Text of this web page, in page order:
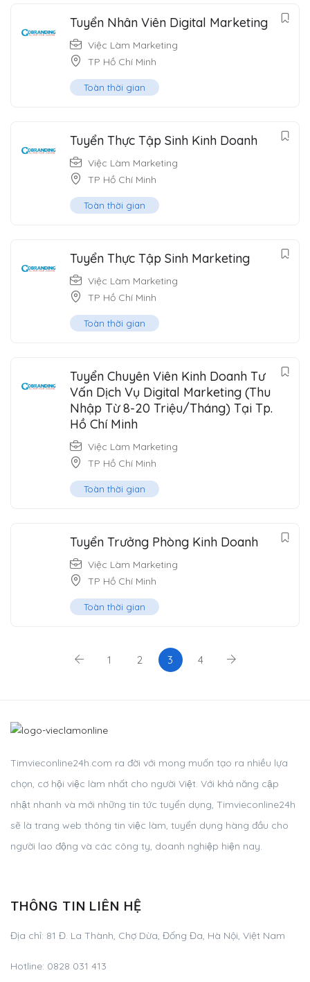
Tuyển Nhân Viên Digital Marketing
Việc Làm Marketing
TP Hồ Chí Minh
Toàn thời gian
Tuyển Thực Tập Sinh Kinh Doanh
Việc Làm Marketing
TP Hồ Chí Minh
Toàn thời gian
Tuyển Thực Tập Sinh Marketing
Việc Làm Marketing
TP Hồ Chí Minh
Toàn thời gian
Tuyển Chuyên Viên Kinh Doanh Tư
Vấn Dịch Vụ Digital Marketing (Thu
Nhập Từ 8-20 Triệu/Tháng) Tại Tp.
Hồ Chí Minh
Việc Làm Marketing
TP Hồ Chí Minh
Toàn thời gian
Tuyển Trưởng Phòng Kinh Doanh
Việc Làm Marketing
TP Hồ Chí Minh
Toàn thời gian
1 2 3 4
Timvieconline24h.com ra đời với mong muốn tạo ra nhiều lựa
chọn, cơ hội việc làm nhất cho người Việt. Với khả năng cập
nhật nhanh và mới những tin tức tuyển dụng, Timvieconline24h
sẽ là trang web thông tin việc làm, tuyển dụng hàng đầu cho
người lao động và các công ty, doanh nghiệp hiện nay.
THÔNG TIN LIÊN HỆ
Địa chỉ: 81 Đ. La Thành, Chợ Dừa, Đống Đa, Hà Nội, Việt Nam
Hotline: 0828 031 413